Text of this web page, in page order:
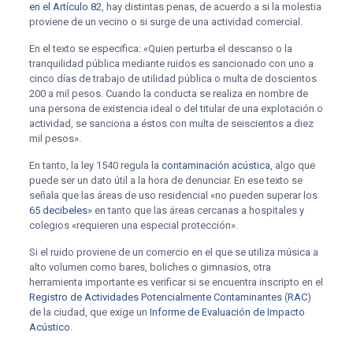
en el Artículo 82, hay distintas penas, de acuerdo a si la molestia
proviene de un vecino o si surge de una actividad comercial.
En el texto se especifica: «Quien perturba el descanso o la
tranquilidad pública mediante ruidos es sancionado con uno a
cinco días de trabajo de utilidad pública o multa de doscientos
200 a mil pesos. Cuando la conducta se realiza en nombre de
una persona de existencia ideal o del titular de una explotación o
actividad, se sanciona a éstos con multa de seiscientos a diez
mil pesos».
En tanto, la ley 1540 regula la contaminación acústica, algo que
puede ser un dato útil a la hora de denunciar. En ese texto se
señala que las áreas de uso residencial «no pueden superar los
65 decibeles» en tanto que las áreas cercanas a hospitales y
colegios «requieren una especial protección».
Si el ruido proviene de un comercio en el que se utiliza música a
alto volumen como bares, boliches o gimnasios, otra
herramienta importante es verificar si se encuentra inscripto en el
Registro de Actividades Potencialmente Contaminantes(RAC)
de la ciudad, que exige un Informe de Evaluación de Impacto
Acústico.